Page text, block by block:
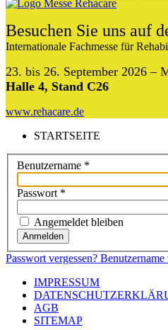
Besuchen Sie uns auf
Internationale Fachmesse für
23. bis 26. September 2026 –
Halle 4, Stand C26
www.rehacare.de
STARTSEITE
Benutzername *
Passwort *
Angemeldet bleiben
Anmelden
Passwort vergessen? Benutzername
IMPRESSUM
AGB
SITEMAP